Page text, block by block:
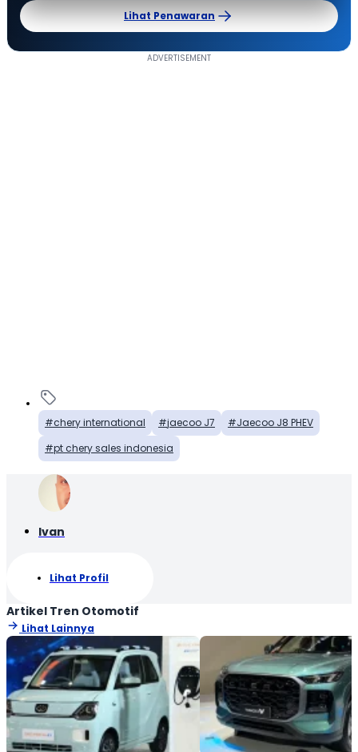
Lihat Penawaran
chery international jaecoo J7
Jaecoo J8 PHEV
pt chery sales indonesia
Ivan
Lihat Profil
Artikel Tren Otomotif
Lihat Lainnya